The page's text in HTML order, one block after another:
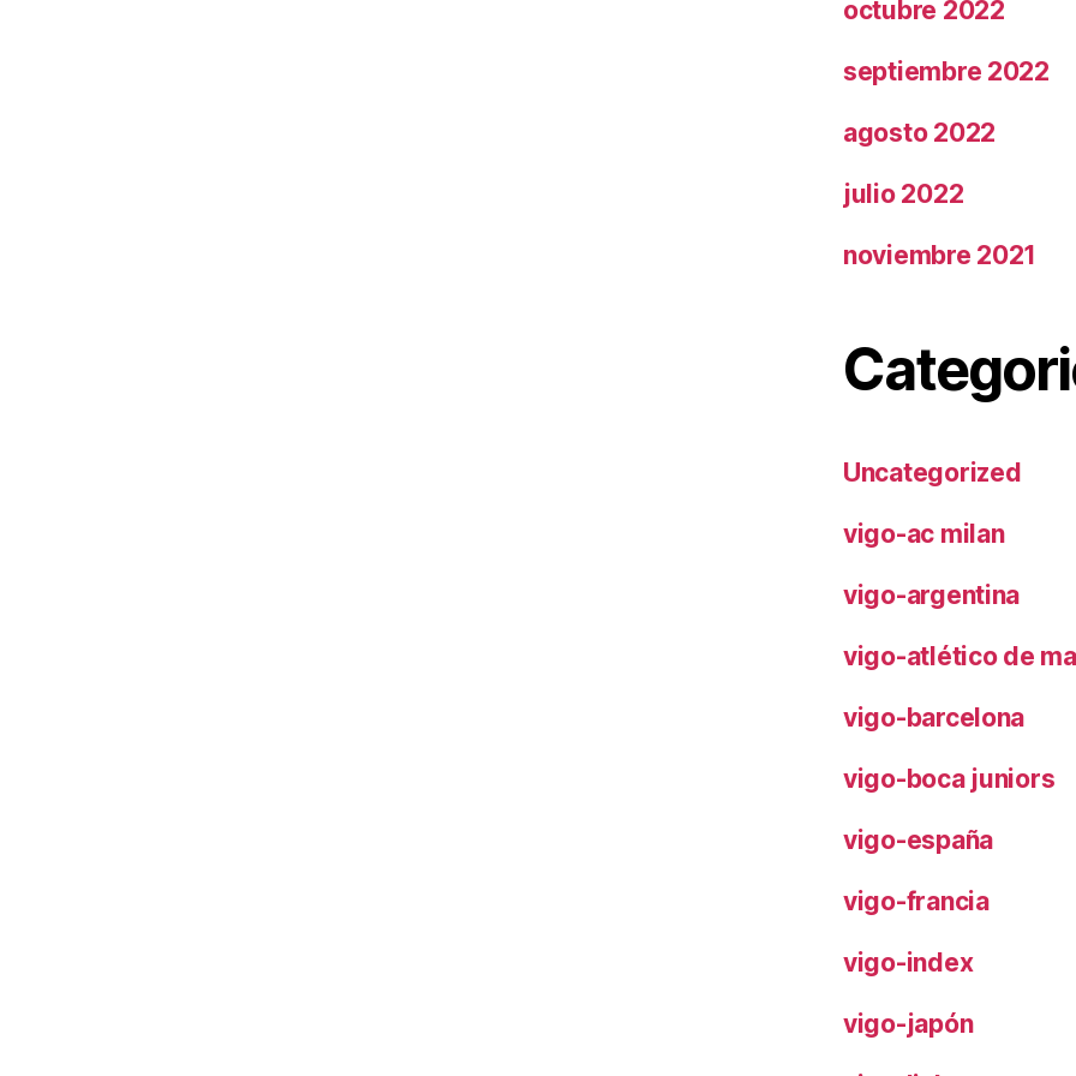
octubre 2022
septiembre 2022
agosto 2022
julio 2022
noviembre 2021
Uncategorized
vigo-ac milan
vigo-argentina
vigo-atlético de
vigo-barcelona
vigo-boca juniors
vigo-españa
vigo-francia
vigo-index
vigo-japón